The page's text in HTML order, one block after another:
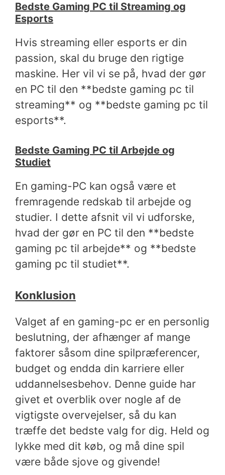
Bedste Gaming PC til Streaming og
Esports
Hvis streaming eller esports er din
passion, skal du bruge den rigtige
maskine. Her vil vi se på, hvad der gør
en PC til den **bedste gaming pc til
streaming** og **bedste gaming pc til
esports**.
Bedste Gaming PC til Arbejde og
Studiet
En gaming-PC kan også være et
fremragende redskab til arbejde og
studier. I dette afsnit vil vi udforske,
hvad der gør en PC til den **bedste
gaming pc til arbejde** og **bedste
gaming pc til studiet**.
Konklusion
Valget af en gaming-pc er en personlig
beslutning, der afhænger af mange
faktorer såsom dine spilpræferencer,
budget og endda din karriere eller
uddannelsesbehov. Denne guide har
givet et overblik over nogle af de
vigtigste overvejelser, så du kan
træffe det bedste valg for dig. Held og
lykke med dit køb, og må dine spil
være både sjove og givende!